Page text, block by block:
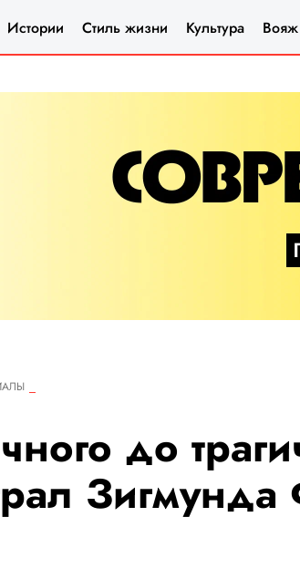
Истории Стиль жизни Культура Вояж
до